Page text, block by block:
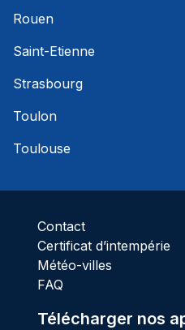
Rouen
Saint-Etienne
Strasbourg
Toulon
Toulouse
Contact
Certificat d’intempérie
Météo-villes
FAQ
Télécharger nos